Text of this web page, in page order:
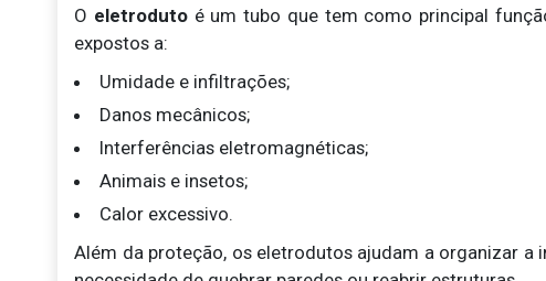
O eletrodutoé um tubo que tem como principal
expostos a:
Umidade e infiltrações;
Danos mecânicos;
Interferências eletromagnéticas;
Animais e insetos;
Calor excessivo.
Além da proteção, os eletrodutos ajudam a organizar